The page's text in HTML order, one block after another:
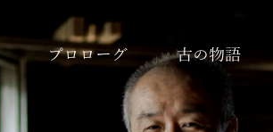
プロローグ 古の物語